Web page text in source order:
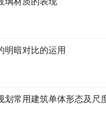
明暗对比的运用
划常用建筑单体形态及尺